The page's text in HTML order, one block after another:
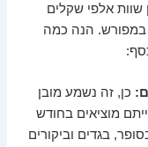
אלפי שקלים
במפורש. הנה כמה
כן, זה נשמע מובן
מוציאים בחודש
בגדים וביקורים